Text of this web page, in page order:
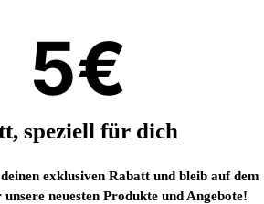
5€
speziell für dich
exklusiven Rabatt und bleib auf dem
neuesten Produkte und Angebote!